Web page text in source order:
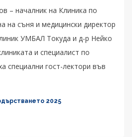
– началник на Клиника по
на съня и медицински директор
УМБАЛ Токуда и д-р Нейко
и специалист по
специални гост-лектори във
2025